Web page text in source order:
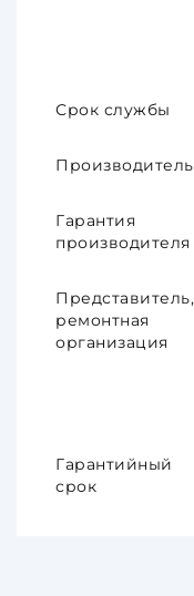
Срок службы
Производитель
Гарантия
производителя
Представитель,
ремонтная
организация
Гарантийный
срок